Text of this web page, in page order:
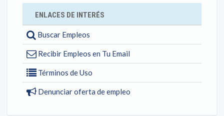
ENLACES DE INTERÉS
Buscar Empleos
Recibir Empleos en Tu Email
Términos de Uso
Denunciar oferta de empleo